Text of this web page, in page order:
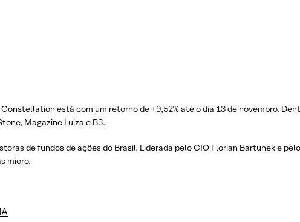
está com um retorno de +9,52% até o dia 13 de novembro.
Magazine Luiza e B3.
de fundos de ações do Brasil. Liderada pelo CIO Florian Bartunek e
micro.